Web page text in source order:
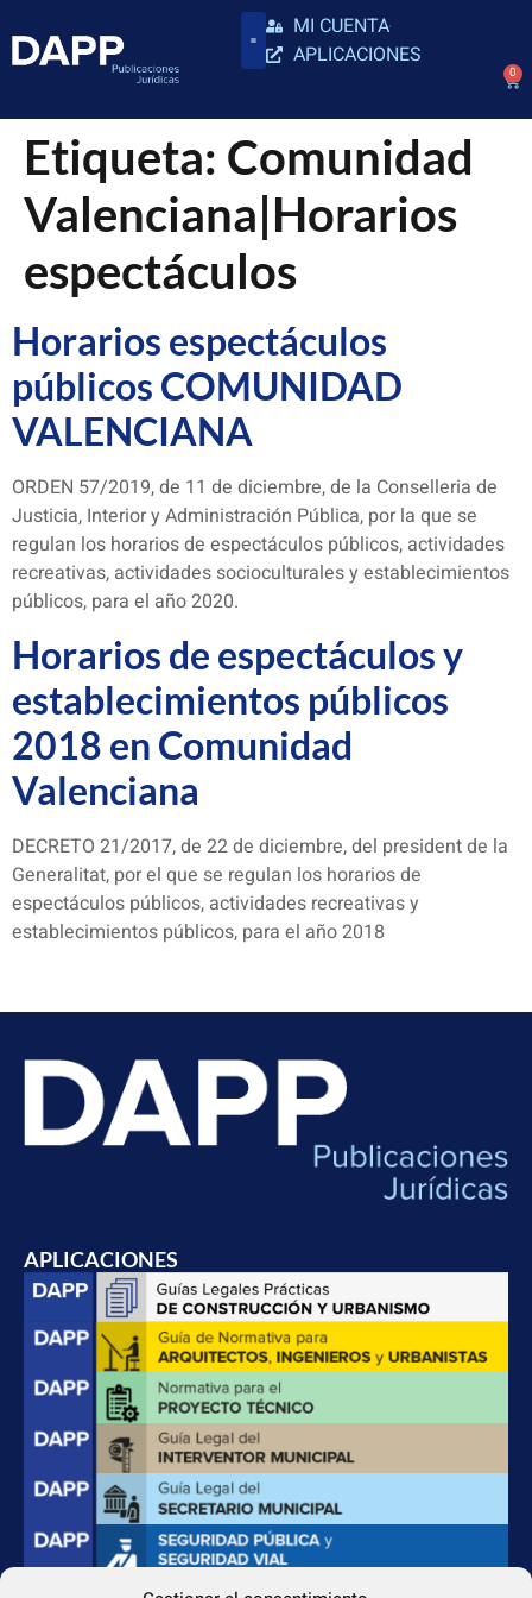
MI CUENTA
APLICACIONES
0
Etiqueta: Comunidad
Valenciana|Horarios
espectáculos
Horarios espectáculos
públicos COMUNIDAD
VALENCIANA
ORDEN 57/2019, de 11 de diciembre, de la Conselleria de
Justicia, Interior y Administración Pública, por la que se
regulan los horarios de espectáculos públicos, actividades
recreativas, actividades socioculturales y establecimientos
públicos, para el año 2020.
Horarios de espectáculos y
establecimientos públicos
2018 en Comunidad
Valenciana
DECRETO 21/2017, de 22 de diciembre, del president de la
Generalitat, por el que se regulan los horarios de
espectáculos públicos, actividades recreativas y
establecimientos públicos, para el año 2018
APLICACIONES